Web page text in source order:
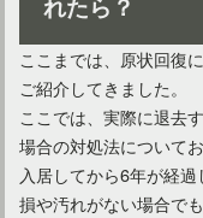
ここまでは、原状回復
ご紹介してきました。
ここでは、実際に退去
場合の対処法について
入居してから6年が経
損や汚れがない場合で